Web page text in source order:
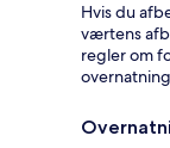
Hvis du
værtens
regler om